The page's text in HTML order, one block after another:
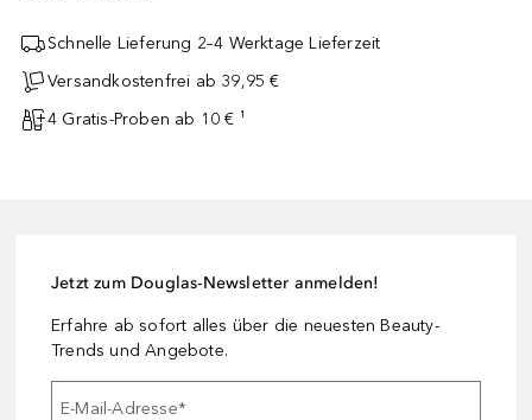
Schnelle Lieferung 2–4 Werktage Lieferzeit
Versandkostenfrei ab 39,95 €
4 Gratis-Proben ab 10 € ¹
Jetzt zum Douglas-Newsletter anmelden!
Erfahre ab sofort alles über die neuesten Beauty-
Trends und Angebote.
E-Mail-Adresse*